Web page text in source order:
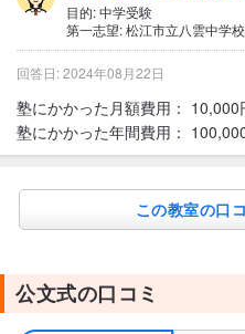
目的: 中学受験
第一志望: 松江市立八雲中学校
回答日: 2024年08月22日
塾にかかった月額費用： 10,000
塾にかかった年間費用：
この教室の口
公文式の口コミ